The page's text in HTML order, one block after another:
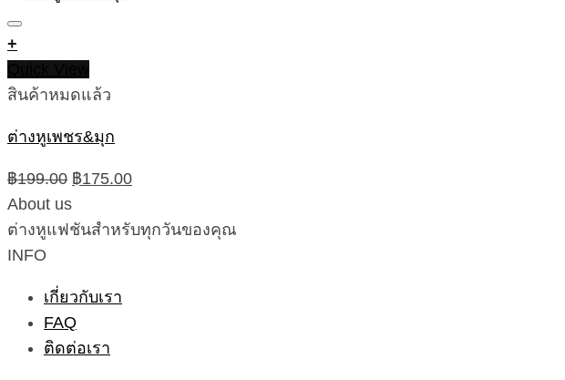
+
สินค้าหมดแล้ว
ต่างหูเพชร&มุก
฿199.00 Original
price
was:
฿175.00Current
is:
About us
ต่างหูแฟชันสำหรับทุกวันของคุณ
INFO
เกี่ยวกับเรา
FAQ
ติดต่อเรา